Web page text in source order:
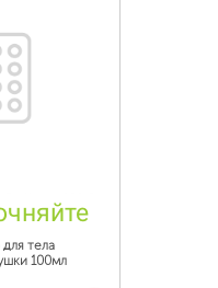
тела
100мл